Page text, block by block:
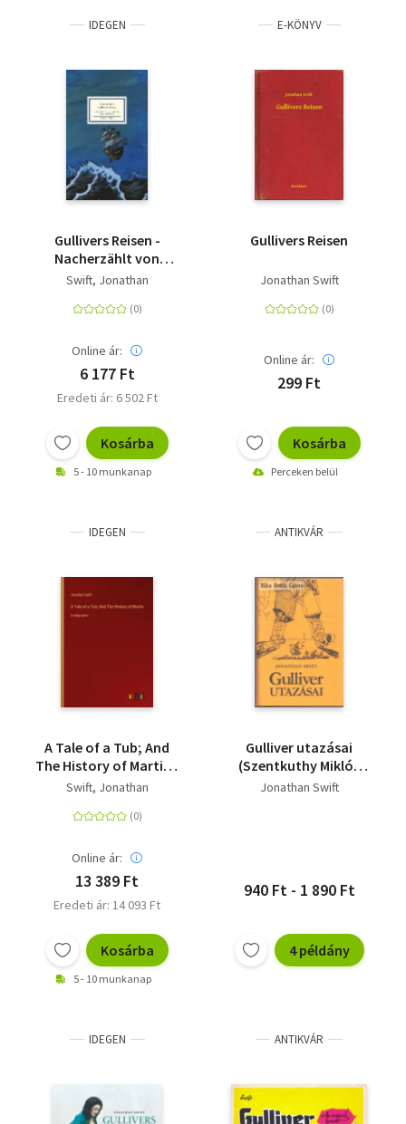
IDEGEN
Gullivers Reisen -
Nacherzählt von
Doron Rabinovici
Swift, Jonathan
Online ár:
6 177 Ft
Eredeti ár: 6 502 Ft
Kosárba
5 - 10 munkanap
E-KÖNYV
Gullivers Reisen
Jonathan Swift
Online ár:
299 Ft
Kosárba
Perceken belül
IDEGEN
A Tale of a Tub; And
The History of Martin -
in large print
Swift, Jonathan
Online ár:
13 389 Ft
Eredeti ár: 14 093 Ft
Kosárba
5 - 10 munkanap
ANTIKVÁR
Gulliver utazásai
(Szentkuthy Miklós
fordítása)
Jonathan Swift
940 Ft - 1 890 Ft
4 példány
IDEGEN ANTIKVÁR